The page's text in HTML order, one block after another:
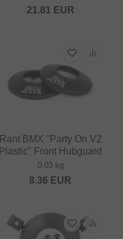
21.81 EUR
Rant BMX "Party On V2
Plastic" Front Hubguard
0.03 kg
8.36 EUR